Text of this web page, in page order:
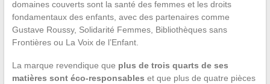
domaines couverts sont la santé des femmes et les droits
fondamentaux des enfants, avec des partenaires comme
Gustave Roussy, Solidarité Femmes, Bibliothèques sans
Frontières ou La Voix de l’Enfant.
La marque revendique que plus de trois quarts de ses
matières sont éco-responsables et que plus de quatre pièces